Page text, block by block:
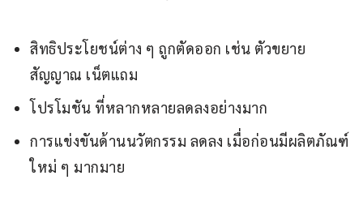
สิทธิประโยชน์ต่าง ๆ ถูกตัดออก เช่น ตัวขยาย
สัญญาณ เน็ตแถม
โปรโมชัน ที่หลากหลายลดลงอย่างมาก
การแข่งขันด้านนวัตกรรม ลดลง เมื่อก่อนมีผลิตภัณฑ์
ใหม่ ๆ มากมาย